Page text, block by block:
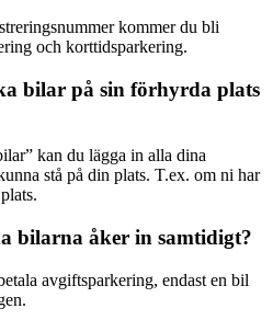
kommer du bli
och korttidsparkering.
bilar på sin förhyrda plats
kan du lägga in alla dina
stå på din plats. T.ex. om ni har
bilarna åker in samtidigt?
avgiftsparkering, endast en bil